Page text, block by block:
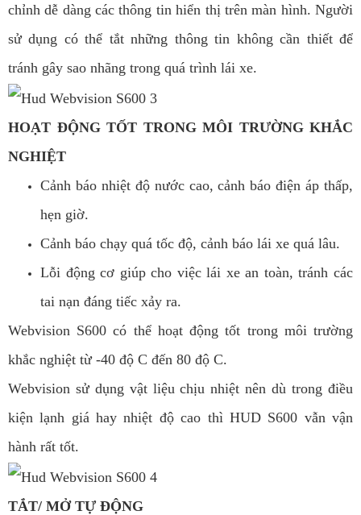
chỉnh dễ dàng các thông tin hiển thị trên màn hình. Người
sử dụng có thể tắt những thông tin không cần thiết để
tránh gây sao nhãng trong quá trình lái xe.
HOẠT ĐỘNG TỐT TRONG MÔI TRƯỜNG KHẮC
NGHIỆT
Cảnh báo nhiệt độ nước cao, cảnh báo điện áp thấp,
hẹn giờ.
Cảnh báo chạy quá tốc độ, cảnh báo lái xe quá lâu.
Lỗi động cơ giúp cho việc lái xe an toàn, tránh các
tai nạn đáng tiếc xảy ra.
Webvision S600 có thể hoạt động tốt trong môi trường
khắc nghiệt từ -40 độ C đến 80 độ C.
Webvision sử dụng vật liệu chịu nhiệt nên dù trong điều
kiện lạnh giá hay nhiệt độ cao thì HUD S600 vẫn vận
hành rất tốt.
TẮT/ MỞ TỰ ĐỘNG